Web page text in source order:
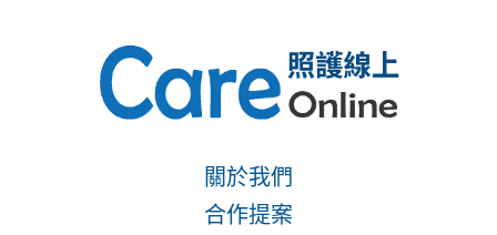
關於我們
合作提案